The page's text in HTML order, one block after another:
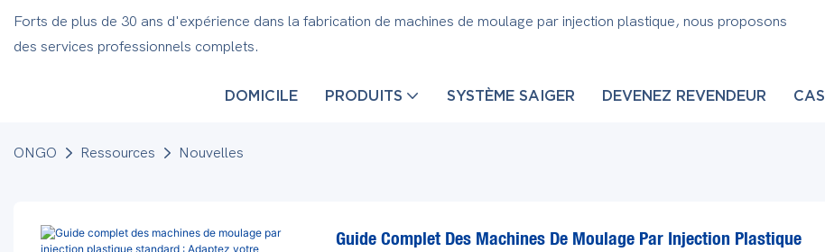
Forts de plus de 30 ans d'expérience dans la fabrication de machines de moulage par injection plastique, nous proposons
des services professionnels complets.
DOMICILE PRODUITS SYSTÈME SAIGER DEVENEZ REVENDEUR CAS
ONGO Ressources Nouvelles
Guide Complet Des Machines De Moulage Par Injection Plastique